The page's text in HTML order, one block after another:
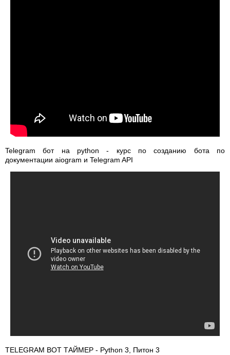
Telegram бот на python - курс по созданию бота по
документации aiogram и Telegram API
TELEGRAM BOT ТАЙМЕР - Python 3, Питон 3